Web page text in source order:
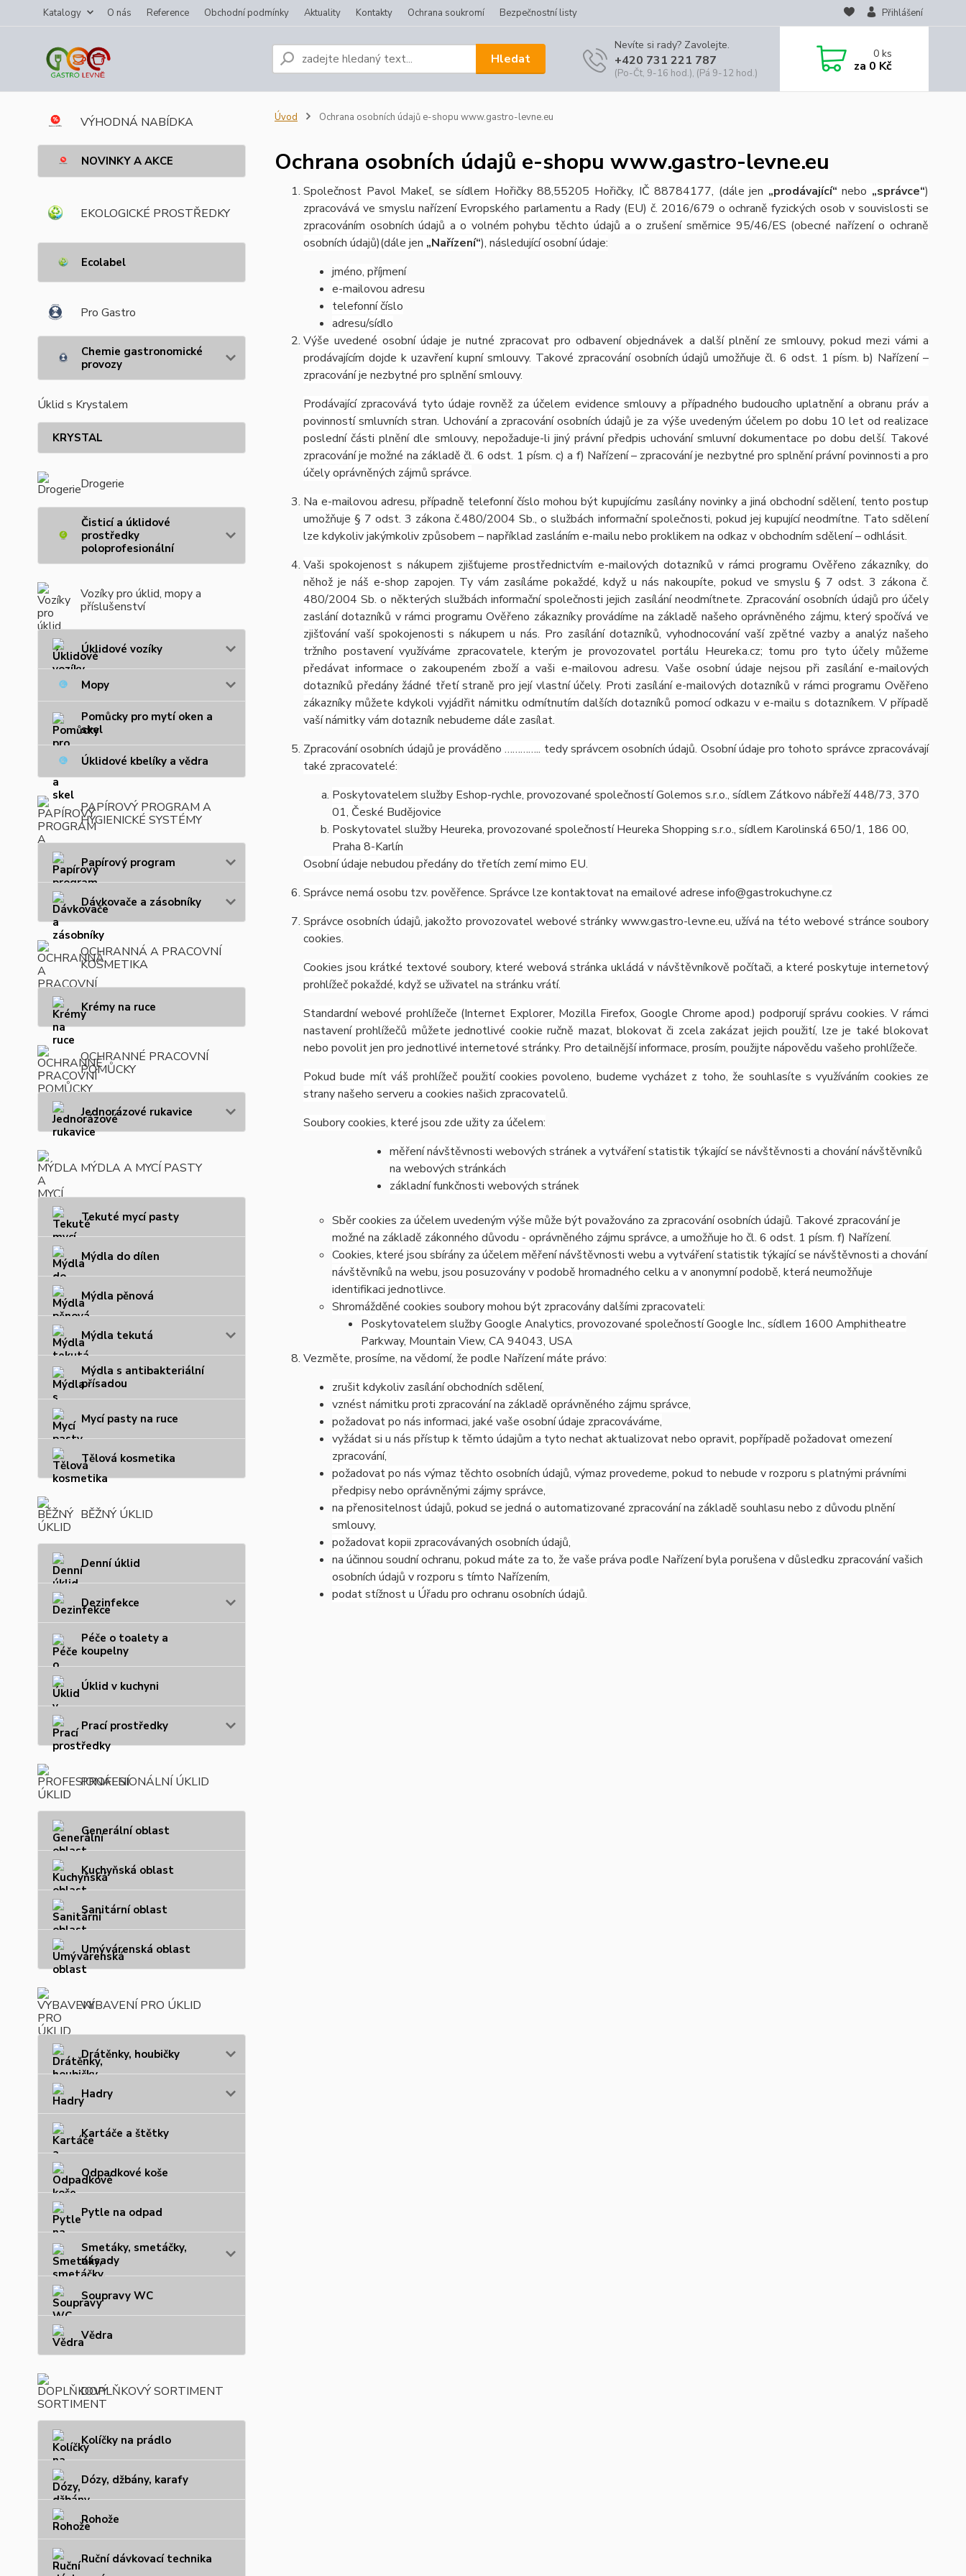
Katalogy O nás Reference Obchodní podmínky Aktuality Kontakty Ochrana soukromí Bezpečnostní listy Přihlášení
Hledat
Nevíte si rady? Zavolejte.
+420 731 221 787
(Po-Čt, 9-16 hod.), (Pá 9-12 hod.)
0ks
za 0 Kč
VÝHODNÁ NABÍDKA
NOVINKY A AKCE
EKOLOGICKÉ PROSTŘEDKY
Ecolabel
Pro Gastro
Chemie gastronomické
provozy
Úklid s Krystalem
KRYSTAL
Drogerie
Čisticí a úklidové
prostředky
poloprofesionální
Vozíky pro úklid, mopy a
příslušenství
Úklidové vozíky
Mopy
Pomůcky pro mytí oken a
skel
Úklidové kbelíky a vědra
PAPÍROVÝ PROGRAM A
HYGIENICKÉ SYSTÉMY
Papírový program
Dávkovače a zásobníky
OCHRANNÁ A PRACOVNÍ
KOSMETIKA
Krémy na ruce
OCHRANNÉ PRACOVNÍ
POMŮCKY
Jednorázové rukavice
MÝDLA A MYCÍ PASTY
Tekuté mycí pasty
Mýdla do dílen
Mýdla pěnová
Mýdla tekutá
Mýdla s antibakteriální
přísadou
Mycí pasty na ruce
Tělová kosmetika
BĚŽNÝ ÚKLID
Denní úklid
Dezinfekce
Péče o toalety a
koupelny
Úklid v kuchyni
Prací prostředky
PROFESIONÁLNÍ ÚKLID
Generální oblast
Kuchyňská oblast
Sanitární oblast
Umývárenská oblast
VYBAVENÍ PRO ÚKLID
Drátěnky, houbičky
Hadry
Kartáče a štětky
Odpadkové koše
Pytle na odpad
Smetáky, smetáčky,
násady
Soupravy WC
Vědra
DOPLŇKOVÝ SORTIMENT
Kolíčky na prádlo
Dózy, džbány, karafy
Rohože
Ruční dávkovací technika
Úvod Ochrana osobních údajů e-shopu www.gastro-levne.eu
Ochrana osobních údajů e-shopu www.gastro-levne.eu
Společnost Pavol Makeľ, se sídlem Hořičky 88,55205 Hořičky, IČ 88784177, (dále jen „prodávající“ nebo „správce“)
zpracovává ve smyslu nařízení Evropského parlamentu a Rady (EU) č. 2016/679 o ochraně fyzických osob v souvislosti se
zpracováním osobních údajů a o volném pohybu těchto údajů a o zrušení směrnice 95/46/ES (obecné nařízení o ochraně
osobních údajů)(dále jen „Nařízení“), následující osobní údaje:
jméno, příjmení
e-mailovou adresu
telefonní číslo
adresu/sídlo
Výše uvedené osobní údaje je nutné zpracovat pro odbavení objednávek a další plnění ze smlouvy, pokud mezi vámi a
prodávajícím dojde k uzavření kupní smlouvy. Takové zpracování osobních údajů umožňuje čl. 6 odst. 1 písm. b) Nařízení –
zpracování je nezbytné pro splnění smlouvy.
Prodávající zpracovává tyto údaje rovněž za účelem evidence smlouvy a případného budoucího uplatnění a obranu práv a
povinností smluvních stran. Uchování a zpracování osobních údajů je za výše uvedeným účelem po dobu 10 let od realizace
poslední části plnění dle smlouvy, nepožaduje-li jiný právní předpis uchování smluvní dokumentace po dobu delší. Takové
zpracování je možné na základě čl. 6 odst. 1 písm. c) a f) Nařízení – zpracování je nezbytné pro splnění právní povinnosti a pro
účely oprávněných zájmů správce.
Na e-mailovou adresu, případně telefonní číslo mohou být kupujícímu zasílány novinky a jiná obchodní sdělení, tento postup
umožňuje § 7 odst. 3 zákona č.480/2004 Sb., o službách informační společnosti, pokud jej kupující neodmítne. Tato sdělení
lze kdykoliv jakýmkoliv způsobem – například zasláním e-mailu nebo proklikem na odkaz v obchodním sdělení – odhlásit.
Vaši spokojenost s nákupem zjišťujeme prostřednictvím e-mailových dotazníků v rámci programu Ověřeno zákazníky, do
něhož je náš e-shop zapojen. Ty vám zasíláme pokaždé, když u nás nakoupíte, pokud ve smyslu § 7 odst. 3 zákona č.
480/2004 Sb. o některých službách informační společnosti jejich zasílání neodmítnete. Zpracování osobních údajů pro účely
zaslání dotazníků v rámci programu Ověřeno zákazníky provádíme na základě našeho oprávněného zájmu, který spočívá ve
zjišťování vaší spokojenosti s nákupem u nás. Pro zasílání dotazníků, vyhodnocování vaší zpětné vazby a analýz našeho
tržního postavení využíváme zpracovatele, kterým je provozovatel portálu Heureka.cz; tomu pro tyto účely můžeme
předávat informace o zakoupeném zboží a vaši e-mailovou adresu. Vaše osobní údaje nejsou při zasílání e-mailových
dotazníků předány žádné třetí straně pro její vlastní účely. Proti zasílání e-mailových dotazníků v rámci programu Ověřeno
zákazníky můžete kdykoli vyjádřit námitku odmítnutím dalších dotazníků pomocí odkazu v e-mailu s dotazníkem. V případě
vaší námitky vám dotazník nebudeme dále zasílat.
Zpracování osobních údajů je prováděno ………….. tedy správcem osobních údajů. Osobní údaje pro tohoto správce zpracovávají
také zpracovatelé:
Poskytovatelem služby Eshop-rychle, provozované společností Golemos s.r.o., sídlem Zátkovo nábřeží 448/73, 370
01, České Budějovice
Poskytovatel služby Heureka, provozované společností Heureka Shopping s.r.o., sídlem Karolinská 650/1, 186 00,
Praha 8-Karlín
Osobní údaje nebudou předány do třetích zemí mimo EU.
Správce nemá osobu tzv. pověřence. Správce lze kontaktovat na emailové adrese info@gastrokuchyne.cz
Správce osobních údajů, jakožto provozovatel webové stránky www.gastro-levne.eu, užívá na této webové stránce soubory
cookies.
Cookies jsou krátké textové soubory, které webová stránka ukládá v návštěvníkově počítači, a které poskytuje internetový
prohlížeč pokaždé, když se uživatel na stránku vrátí.
Standardní webové prohlížeče (Internet Explorer, Mozilla Firefox, Google Chrome apod.) podporují správu cookies. V rámci
nastavení prohlížečů můžete jednotlivé cookie ručně mazat, blokovat či zcela zakázat jejich použití, lze je také blokovat
nebo povolit jen pro jednotlivé internetové stránky. Pro detailnější informace, prosím, použijte nápovědu vašeho prohlížeče.
Pokud bude mít váš prohlížeč použití cookies povoleno, budeme vycházet z toho, že souhlasíte s využíváním cookies ze
strany našeho serveru a cookies našich zpracovatelů.
Soubory cookies, které jsou zde užity za účelem:
měření návštěvnosti webových stránek a vytváření statistik týkající se návštěvnosti a chování návštěvníků
na webových stránkách
základní funkčnosti webových stránek
Sběr cookies za účelem uvedeným výše může být považováno za zpracování osobních údajů. Takové zpracování je
možné na základě zákonného důvodu - oprávněného zájmu správce, a umožňuje ho čl. 6 odst. 1 písm. f) Nařízení.
Cookies, které jsou sbírány za účelem měření návštěvnosti webu a vytváření statistik týkající se návštěvnosti a chování
návštěvníků na webu, jsou posuzovány v podobě hromadného celku a v anonymní podobě, která neumožňuje
identifikaci jednotlivce.
Shromážděné cookies soubory mohou být zpracovány dalšími zpracovateli:
Poskytovatelem služby Google Analytics, provozované společností Google Inc., sídlem 1600 Amphitheatre
Parkway, Mountain View, CA 94043, USA
Vezměte, prosíme, na vědomí, že podle Nařízení máte právo:
zrušit kdykoliv zasílání obchodních sdělení,
vznést námitku proti zpracování na základě oprávněného zájmu správce,
požadovat po nás informaci, jaké vaše osobní údaje zpracováváme,
vyžádat si u nás přístup k těmto údajům a tyto nechat aktualizovat nebo opravit, popřípadě požadovat omezení
zpracování,
požadovat po nás výmaz těchto osobních údajů, výmaz provedeme, pokud to nebude v rozporu s platnými právními
předpisy nebo oprávněnými zájmy správce,
na přenositelnost údajů, pokud se jedná o automatizované zpracování na základě souhlasu nebo z důvodu plnění
smlouvy,
požadovat kopii zpracovávaných osobních údajů,
na účinnou soudní ochranu, pokud máte za to, že vaše práva podle Nařízení byla porušena v důsledku zpracování vašich
osobních údajů v rozporu s tímto Nařízením,
podat stížnost u Úřadu pro ochranu osobních údajů.